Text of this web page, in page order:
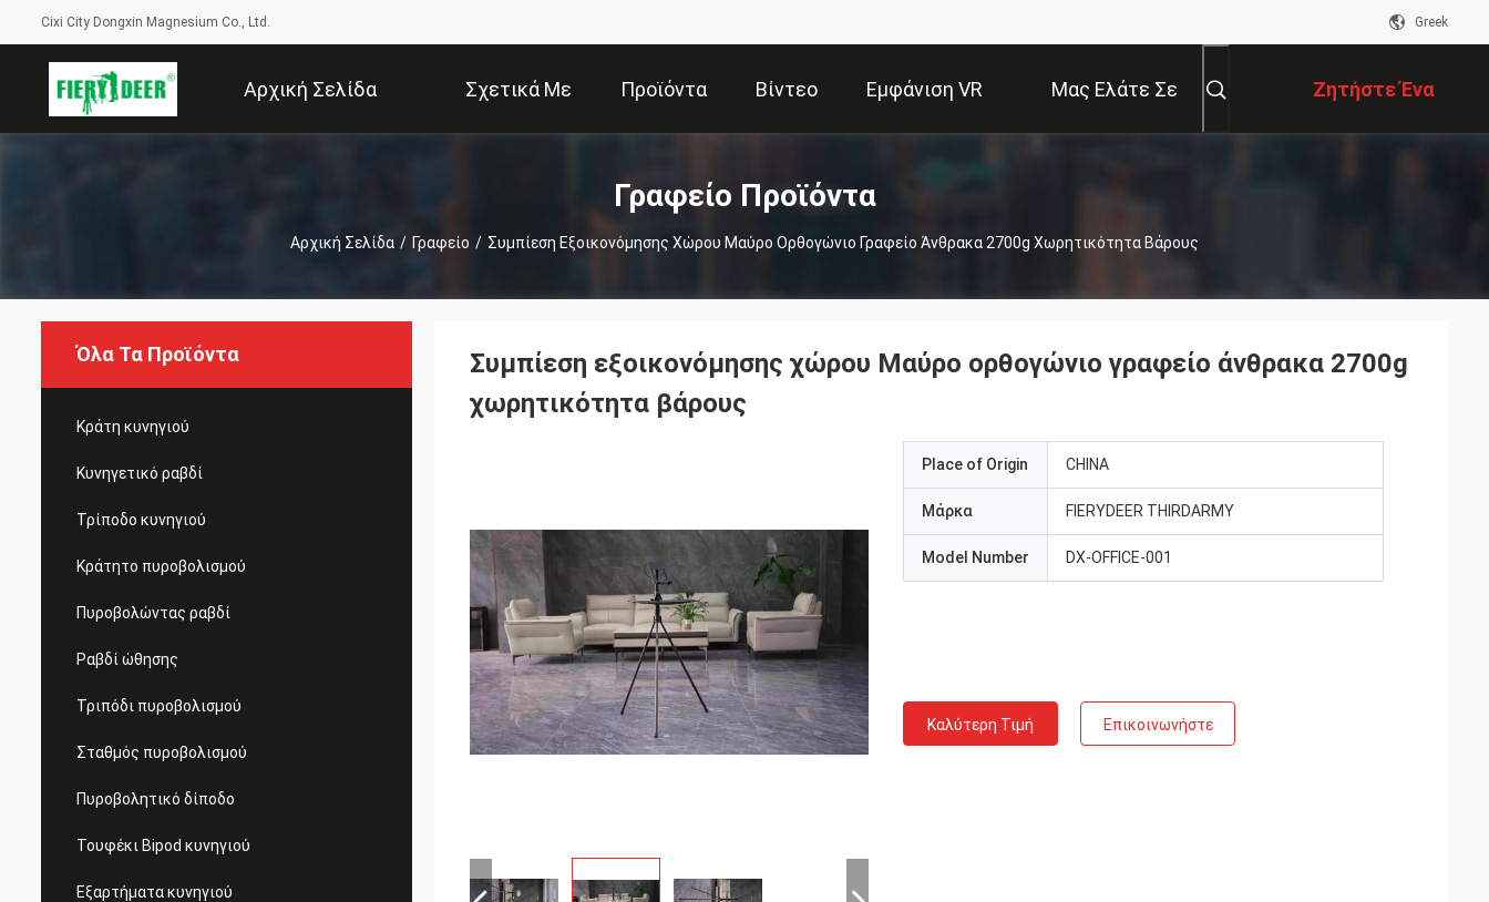
Cixi City Dongxin Magnesium Co., Ltd. Greek
Αρχική Σελίδα Σχετικά Με Προϊόντα Βίντεο Εμφάνιση VR Μας Ελάτε Σε Ζητήστε Ένα
Απόσπασμα
Γραφείο Προϊόντα
Αρχική Σελίδα / Γραφείο / Συμπίεση Εξοικονόμησης Χώρου Μαύρο Ορθογώνιο Γραφείο Άνθρακα 2700g Χωρητικότητα Βάρους
Όλα Τα Προϊόντα
Κράτη κυνηγιού
Κυνηγετικό ραβδί
Τρίποδο κυνηγιού
Κράτητο πυροβολισμού
Πυροβολώντας ραβδί
Ραβδί ώθησης
Τριπόδι πυροβολισμού
Σταθμός πυροβολισμού
Πυροβολητικό δίποδο
Τουφέκι Bipod κυνηγιού
Εξαρτήματα κυνηγιού
Συμπίεση εξοικονόμησης χώρου Μαύρο ορθογώνιο γραφείο άνθρακα 2700g
χωρητικότητα βάρους
Place of Origin CHINA
Μάρκα FIERYDEER THIRDARMY
Model Number DX-OFFICE-001
Καλύτερη Τιμή Επικοινωνήστε